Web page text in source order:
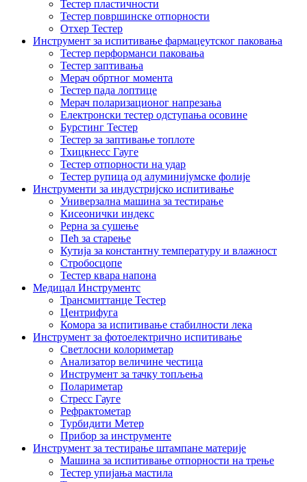
Тестер пластичности
Тестер површинске отпорности
Отхер Тестер
Инструмент за испитивање фармацеутског паковања
Тестер перформанси паковања
Тестер заптивања
Мерач обртног момента
Тестер пада лоптице
Мерач поларизационог напрезања
Електронски тестер одступања осовине
Бурстинг Тестер
Тестер за заптивање топлоте
Тхицкнесс Гауге
Тестер отпорности на удар
Тестер рупица од алуминијумске фолије
Инструменти за индустријско испитивање
Универзална машина за тестирање
Кисеонички индекс
Рерна за сушење
Пећ за старење
Кутија за константну температуру и влажност
Стробосцопе
Тестер квара напона
Медицал Инструментс
Трансмиттанце Тестер
Центрифуга
Комора за испитивање стабилности лека
Инструмент за фотоелектрично испитивање
Светлосни колориметар
Анализатор величине честица
Инструмент за тачку топљења
Полариметар
Стресс Гауге
Рефрактометар
Турбидити Метер
Прибор за инструменте
Инструмент за тестирање штампане материје
Машина за испитивање отпорности на трење
Тестер упијања мастила